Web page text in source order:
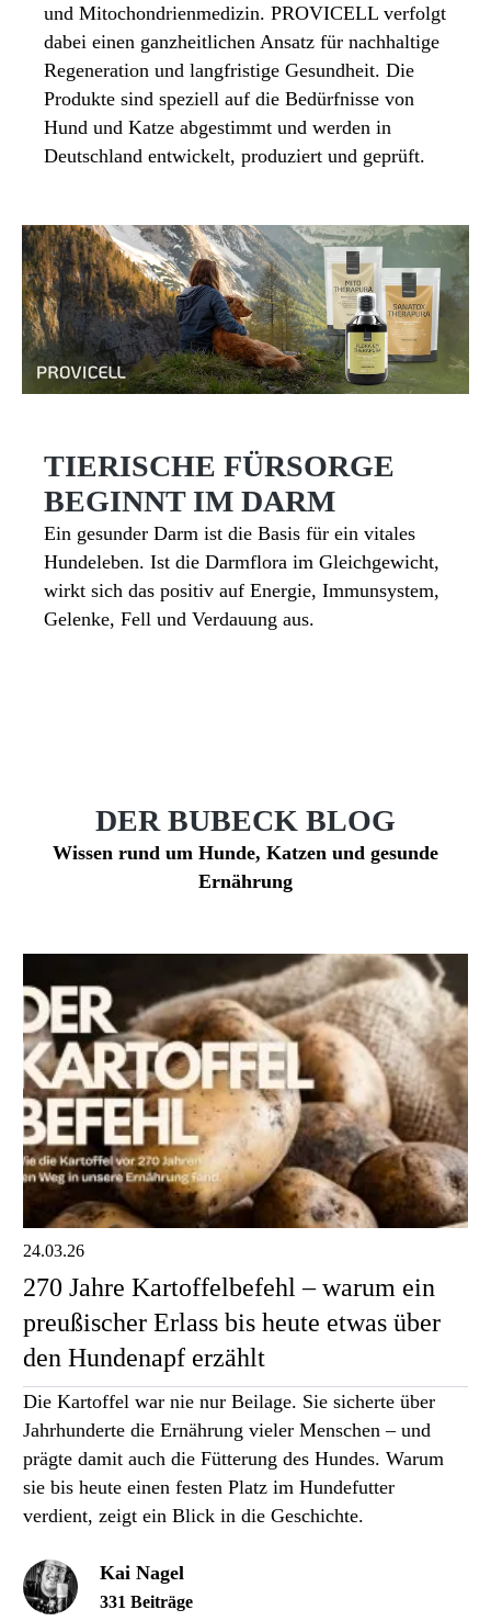
und Mitochondrienmedizin. PROVICELL verfolgt
dabei einen ganzheitlichen Ansatz für nachhaltige
Regeneration und langfristige Gesundheit. Die
Produkte sind speziell auf die Bedürfnisse von
Hund und Katze abgestimmt und werden in
Deutschland entwickelt, produziert und geprüft.
TIERISCHE FÜRSORGE
BEGINNT IM DARM
Ein gesunder Darm ist die Basis für ein vitales
Hundeleben. Ist die Darmflora im Gleichgewicht,
wirkt sich das positiv auf Energie, Immunsystem,
Gelenke, Fell und Verdauung aus.
DER BUBECK BLOG
Wissen rund um Hunde, Katzen und gesunde
Ernährung
24.03.26
270 Jahre Kartoffelbefehl – warum ein
preußischer Erlass bis heute etwas über
den Hundenapf erzählt
Die Kartoffel war nie nur Beilage. Sie sicherte über
Jahrhunderte die Ernährung vieler Menschen – und
prägte damit auch die Fütterung des Hundes. Warum
sie bis heute einen festen Platz im Hundefutter
verdient, zeigt ein Blick in die Geschichte.
Kai Nagel
331 Beiträge